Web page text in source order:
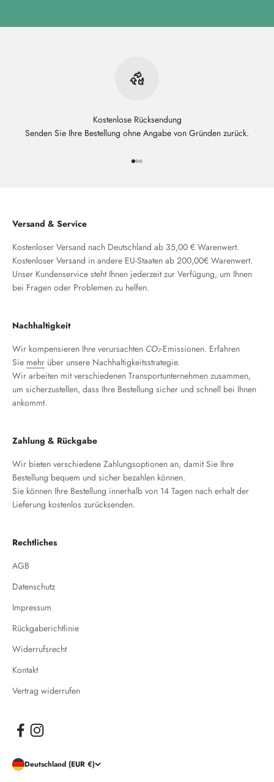
Kostenlose Rücksendung
Senden Sie Ihre Bestellung ohne Angabe von Gründen zurück.
Versand & Service
Kostenloser Versand nach Deutschland ab 35,00 € Warenwert.
Kostenloser Versand in andere EU-Staaten ab 200,00€ Warenwert.
Unser Kundenservice steht Ihnen jederzeit zur Verfügung, um Ihnen
bei Fragen oder Problemen zu helfen.
Nachhaltigkeit
Wir kompensieren Ihre verursachten CO₂-Emissionen. Erfahren
Sie mehr über unsere Nachhaltigkeitsstrategie.
Wir arbeiten mit verschiedenen Transportunternehmen zusammen,
um sicherzustellen, dass Ihre Bestellung sicher und schnell bei Ihnen
ankommt.
Zahlung & Rückgabe
Wir bieten verschiedene Zahlungsoptionen an, damit Sie Ihre
Bestellung bequem und sicher bezahlen können.
Sie können Ihre Bestellung innerhalb von 14 Tagen nach erhalt der
Lieferung kostenlos zurücksenden.
Rechtliches
AGB
Datenschutz
Impressum
Rückgaberichtlinie
Widerrufsrecht
Kontakt
Vertrag widerrufen
Deutschland (EUR €)